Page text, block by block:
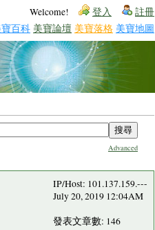
Welcome! 登入 註冊
百科 美寶論壇 美寶落格 美寶地圖
Advanced
IP/Host: 101.137.159.---
July 20, 2019 12:04AM
發表文章數: 146